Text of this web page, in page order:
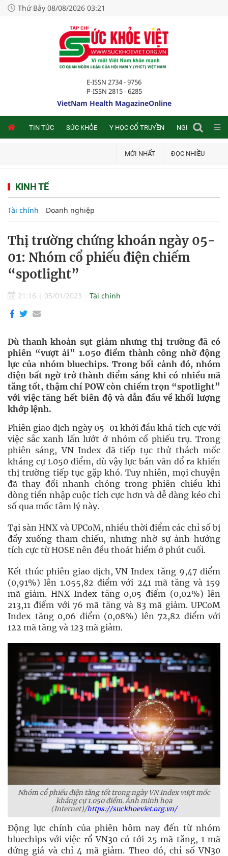
Thứ Bảy 08/08/2026 03:21
E-ISSN 2734 - 9756
P-ISSN 2815 - 6285
VietNam Health MagazineOnline
TIN TỨC SỨC KHỎE Y HỌC CỔ TRUYỀN NGHIÊN CỨU
MỚI NHẤT ĐỌC NHIỀU
KINH TẾ
Tài chính Doanh nghiệp
Thị trường chứng khoán ngày 05-
01: Nhóm cổ phiếu điện chiếm
“spotlight”
21:16 | 05/01/2023 Tài chính
Dù thanh khoản sụt giảm nhưng thị trường đã có
phiên “vượt ải” 1.050 điểm thành công nhờ động
lực của nhóm bluechips. Trong bối cảnh đó, nhóm
điện bất ngờ trở thành điểm sáng khi có nhiều mã
tăng tốt, thậm chí POW còn chiếm trọn “spotlight”
với việc tăng hết biên độ và dẫn đầu về khối lượng
khớp lệnh.
Phiên giao dịch ngày 05-01 khởi đầu khá tích cực với
việc sắc xanh lấn lướt ở nhóm cổ phiếu trụ. Trong
phiên sáng, VN Index đã tiếp tục thử thách mốc
kháng cự 1.050 điểm, dù vậy lực bán vẫn đổ ra khiến
thị trường tiếp tục gặp khó. Tuy nhiên, mọi chuyện
đã thay đổi nhanh chóng trong phiên chiều khi
dòng tiền nhập cuộc tích cực hơn và dễ dàng kéo chỉ
số qua mốc tâm lý này.
Tại sàn HNX và UPCoM, nhiều thời điểm các chỉ số bị
đẩy xuống tham chiếu, nhưng nhờ sự ảnh hưởng
tích cực từ HOSE nên đều thoát hiểm ở phút cuối.
Kết thúc phiên giao dịch, VN Index tăng 9,47 điểm
(0,91%) lên 1.055,82 điểm với 241 mã tăng và 159
mã giảm. HNX Index tăng 0,05 điểm (0,02%) lên
213,11 điểm với 76 mã tăng và 83 mã giảm. UPCoM
Index tăng 0,06 điểm (0,08%) lên 72,82 điểm với
122 mã tăng và 123 mã giảm.
Nhóm cổ phiếu điện tăng tốt trong ngày VN Index vượt mốc
kháng cự 1.050 điểm. Ảnh minh họa
(Internet)/https://suckhoeviet.org.vn/
Động lực chính của phiên hôm nay đến từ nhóm
bluechips với việc rổ VN30 có tới 25 mã tăng, 1 mã
đứng giá và chỉ 4 mã giảm. Theo đó, chỉ số VN30